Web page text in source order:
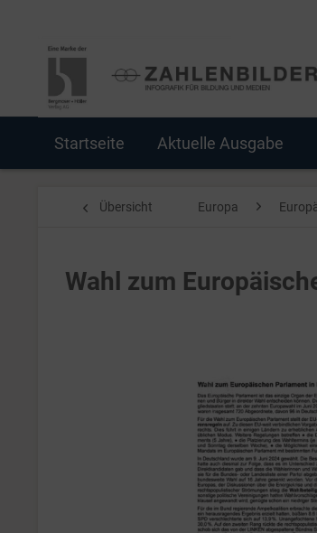
Startseite Aktuelle Ausgabe
Übersicht Europa
Wahl zum